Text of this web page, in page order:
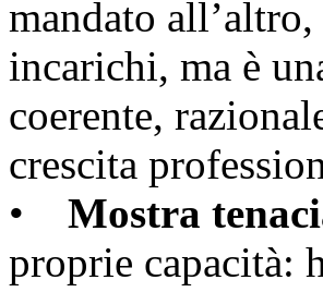
mandato
incarichi, ma è
coerente,
crescita
• Mostra
proprie capacità: